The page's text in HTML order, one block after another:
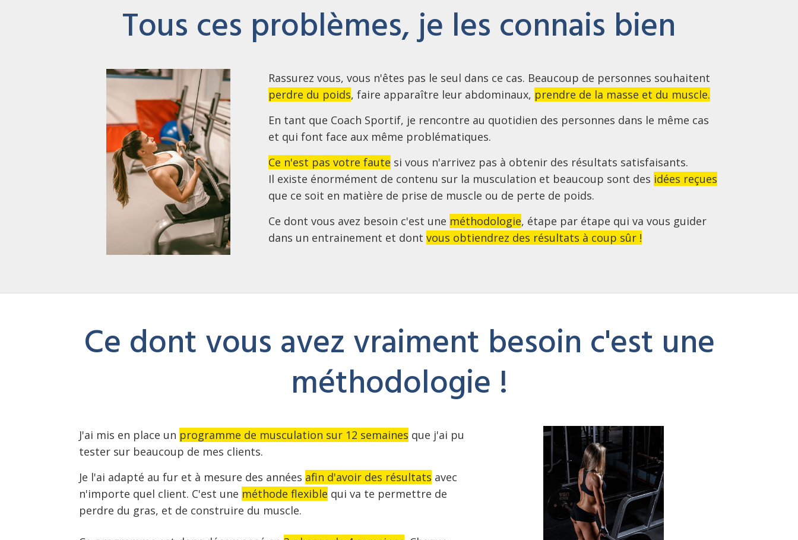
Tous ces problèmes, je les connais bien
Rassurez vous, vous n'êtes pas le seul dans ce cas. Beaucoup de personnes souhaitent
perdre du poids, faire apparaître leur abdominaux, prendre de la masse et du muscle.
En tant que Coach Sportif, je rencontre au quotidien des personnes dans le même cas
et qui font face aux même problématiques.
Ce n'est pas votre faute si vous n'arrivez pas à obtenir des résultats satisfaisants.
Il existe énormément de contenu sur la musculation et beaucoup sont des idées reçues
que ce soit en matière de prise de muscle ou de perte de poids.
Ce dont vous avez besoin c'est une méthodologie, étape par étape qui va vous guider
dans un entrainement et dont vous obtiendrez des résultats à coup sûr !
Ce dont vous avez vraiment besoin c'est une
méthodologie !
J'ai mis en place un programme de musculation sur 12 semaines que j'ai pu
tester sur beaucoup de mes clients.
Je l'ai adapté au fur et à mesure des années afin d'avoir des résultats avec
n'importe quel client. C'est une méthode flexible qui va te permettre de
perdre du gras, et de construire du muscle.